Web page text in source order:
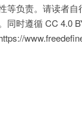
等负责。请读者
同时遵循 CC 4.0